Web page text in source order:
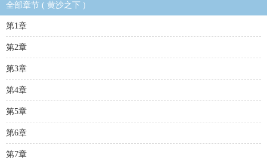
全部章节 ( 黄沙之下 )
第1章
第2章
第3章
第4章
第5章
第6章
第7章